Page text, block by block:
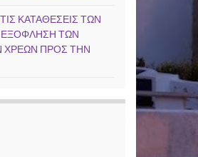
ΚΑΤΑΘΕΣΕΙΣ ΤΩΝ
ΕΞΟΦΛΗΣΗ ΤΩΝ
ΧΡΕΩΝ ΠΡΟΣ ΤΗΝ